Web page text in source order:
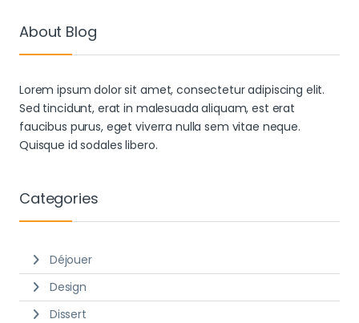
About Blog
Lorem ipsum dolor sit amet, consectetur adipiscing elit.
Sed tincidunt, erat in malesuada aliquam, est erat
faucibus purus, eget viverra nulla sem vitae neque.
Quisque id sodales libero.
Categories
Déjouer
Design
Dissert